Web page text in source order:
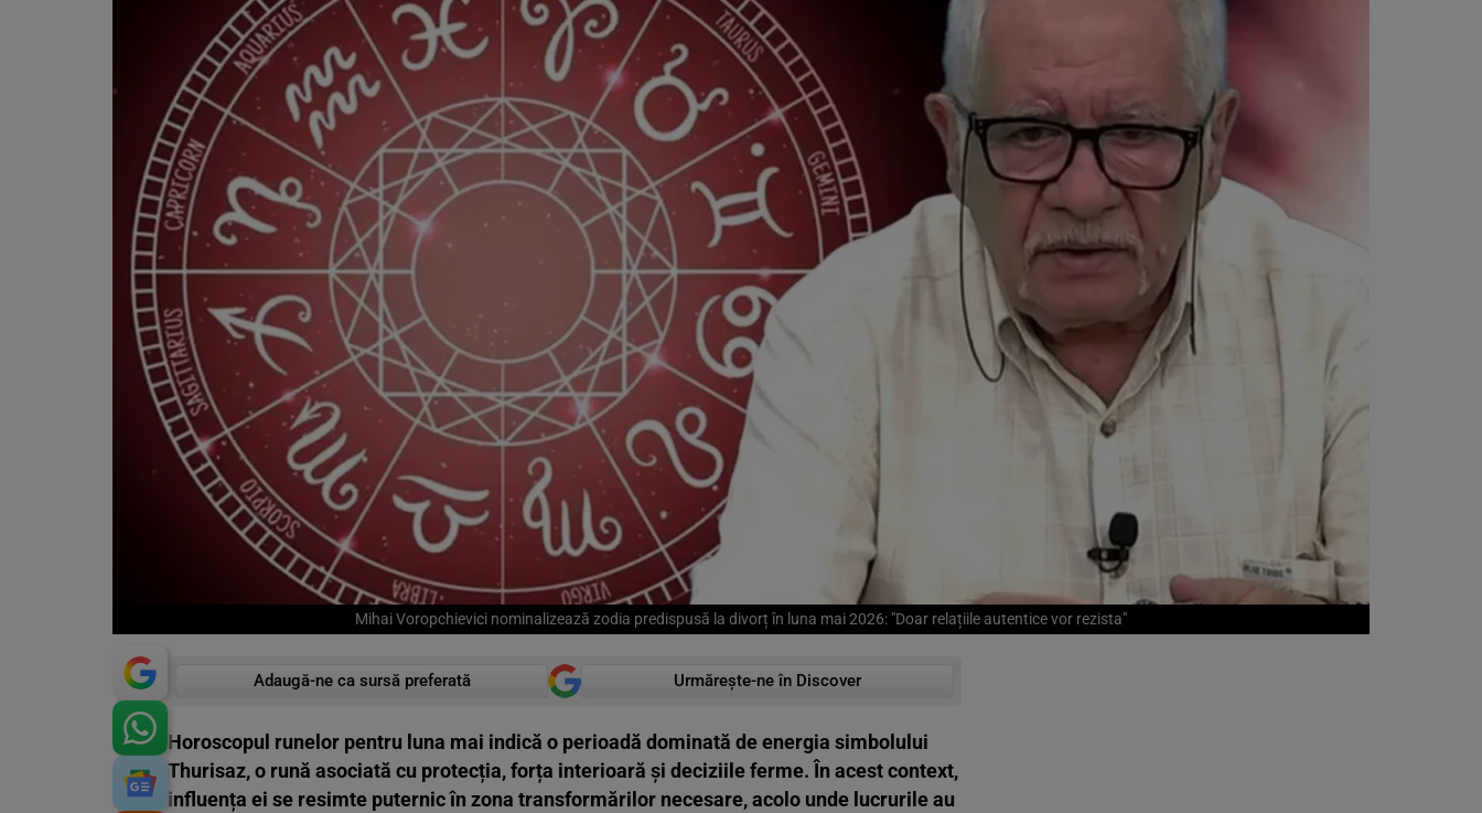
Mihai Voropchievici nominalizează zodia predispusă la divorț în luna mai 2026: "Doar relațiile autentice vor rezista"
Adaugă-ne ca sursă preferată Urmărește-ne în Discover
Horoscopul runelor pentru luna mai indică o perioadă dominată de energia simbolului
Thurisaz, o rună asociată cu protecția, forța interioară și deciziile ferme. În acest context,
influența ei se resimte puternic în zona transformărilor necesare, acolo unde lucrurile au